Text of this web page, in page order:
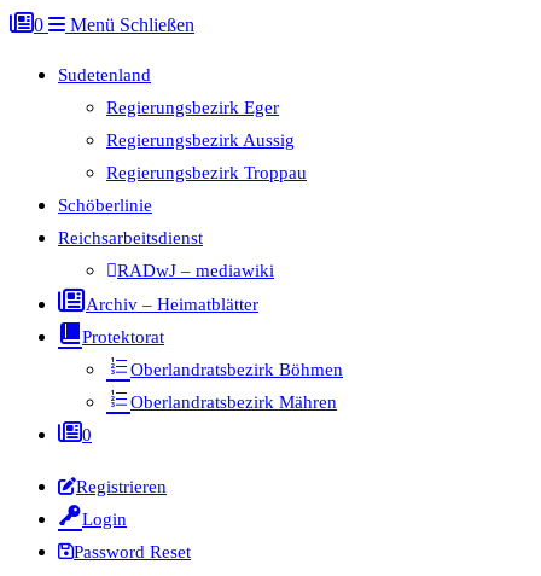
0 Menü Schließen
Sudetenland
Regierungsbezirk Eger
Regierungsbezirk Aussig
Regierungsbezirk Troppau
Schöberlinie
Reichsarbeitsdienst
RADwJ – mediawiki
Archiv – Heimatblätter
Protektorat
Oberlandratsbezirk Böhmen
Oberlandratsbezirk Mähren
0
Registrieren
Login
Password Reset